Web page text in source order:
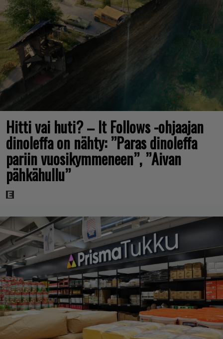
Hitti vai huti? – It Follows -ohjaajan
dinoleffa on nähty: ”Paras dinoleffa
pariin vuosikymmeneen”, ”Aivan
pähkähullu”